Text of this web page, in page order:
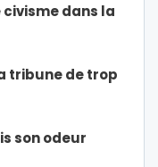
dans la
tribune de trop
son odeur